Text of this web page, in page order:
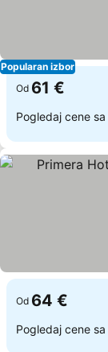
Popularan izbor
Od 61 €
Pogledaj cene sa
Od 64 €
Pogledaj cene sa